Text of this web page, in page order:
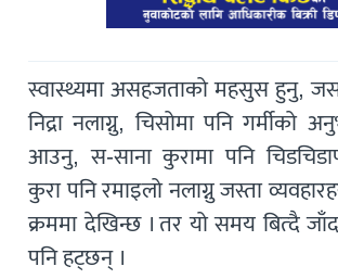
स्वास्थ्यमा असहजताको महसुस हुनु,
निद्रा नलाग्नु, चिसोमा पनि गर्मीको
आउनु, स-साना कुरामा पनि
कुरा पनि रमाइलो नलाग्नु जस्ता
क्रममा देखिन्छ । तर यो समय बित्दै
पनि हट्छन् ।